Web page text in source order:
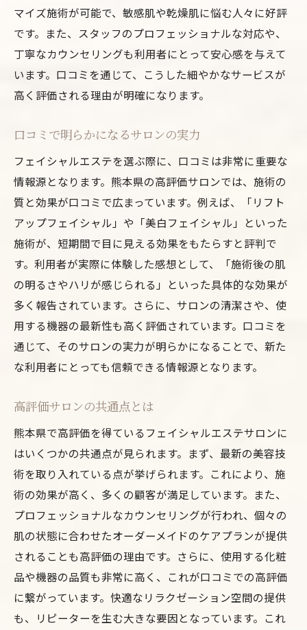
マイズ施術が可能で、敏感肌や乾燥肌に悩む人々に好評
です。また、スタッフのプロフェッショナルな対応や、
丁寧なカウンセリングも利用者にとって安心感を与えて
います。口コミを通じて、こうした細やかなサービスが
高く評価される理由が明確になります。
口コミで明らかになるサロンの実力
フェイシャルエステを選ぶ際に、口コミは非常に重要な
情報源となります。熊本県の高評価サロンでは、施術の
質と効果が口コミで広まっています。例えば、「リフト
アップフェイシャル」や「美白フェイシャル」といった
施術が、短期間で目に見える効果をもたらすと評判で
す。利用者が実際に体験した感想として、「施術後の肌
の明るさやハリが感じられる」といった具体的な効果が
多く報告されています。さらに、サロンの清潔さや、使
用する機器の最新性も高く評価されています。口コミを
通じて、そのサロンの実力が明らかになることで、新た
な利用者にとっても信頼できる情報源となります。
高評価サロンの共通点とは
熊本県で高評価を得ているフェイシャルエステサロンに
はいくつかの共通点が見られます。まず、最新の美容技
術を取り入れている点が挙げられます。これにより、施
術の効果が高く、多くの顧客が満足しています。また、
プロフェッショナルなカウンセリングが行われ、個々の
肌の状態に合わせたオーダーメイドのケアプランが提供
されることも高評価の理由です。さらに、使用する化粧
品や機器の品質も非常に高く、これが口コミでの高評価
に繋がっています。快適なリラクゼーション空間の提供
も、リピーターを生む大きな要因となっています。これ